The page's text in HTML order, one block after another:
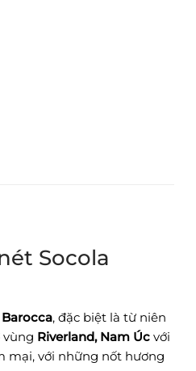
Socola
, đặc biệt là từ niên
vùng Riverland, Nam Úc với
mại, với những nốt hương